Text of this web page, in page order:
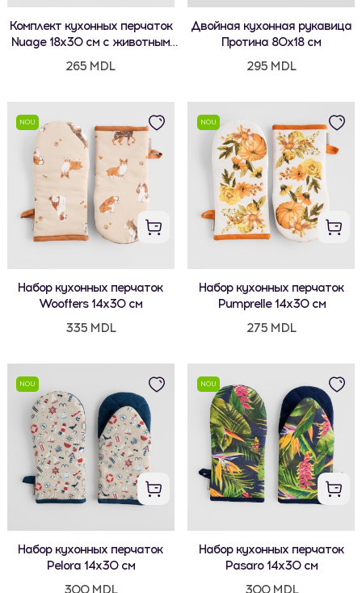
Комплект кухонных перчаток
Nuage 18x30 см с животным
мотивом
265 MDL
Двойная кухонная рукавица
Протина 80x18 см
295 MDL
NOU
Набор кухонных перчаток
Woofters 14x30 см
335 MDL
NOU
Набор кухонных перчаток
Pumprelle 14x30 см
275 MDL
NOU
Набор кухонных перчаток
Pelora 14x30 см
300 MDL
NOU
Набор кухонных перчаток
Pasaro 14x30 см
300 MDL